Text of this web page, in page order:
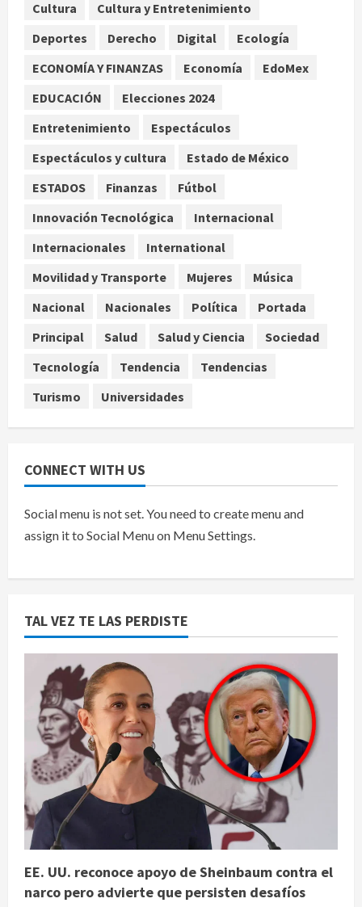
3
Declaran accidental la muerte de
Brandon Clarke por consumo de
heroína y cocaína
Estados Unidos reanuda
parcialmente los envíos de
agosto 8, 2026
5
Denuncian robo de 5 mil dólares y un
AICM
Cultura
Cultura y Entretenimiento
Deportes
Derecho Digital
Ecología
ECONOMÍA Y FINANZAS
Economía
EdoMex
EDUCACIÓN
Elecciones 2024
Entretenimiento
Espectáculos
Espectáculos y cultura
Estado de México
ESTADOS
Finanzas
Fútbol
Innovación Tecnológica
Internacional
Internacionales
International
Movilidad y Transporte
Mujeres
Música
Nacional
Nacionales Política
Portada
Principal
Salud Salud y Ciencia
Sociedad
Tecnología
Tendencia
Tendencias
Turismo
Universidades
CONNECT WITH US
Social menu is not set. You need to create menu and
assign it to Social Menu on Menu Settings.
TAL VEZ TE LAS PERDISTE
EE. UU. reconoce apoyo de Sheinbaum contra el
narco pero advierte que persisten desafíos